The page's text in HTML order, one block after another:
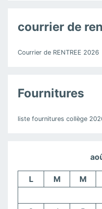
courrier de
Courrier de RENTREE 2026
Fournitures
liste fournitures collège
L M M